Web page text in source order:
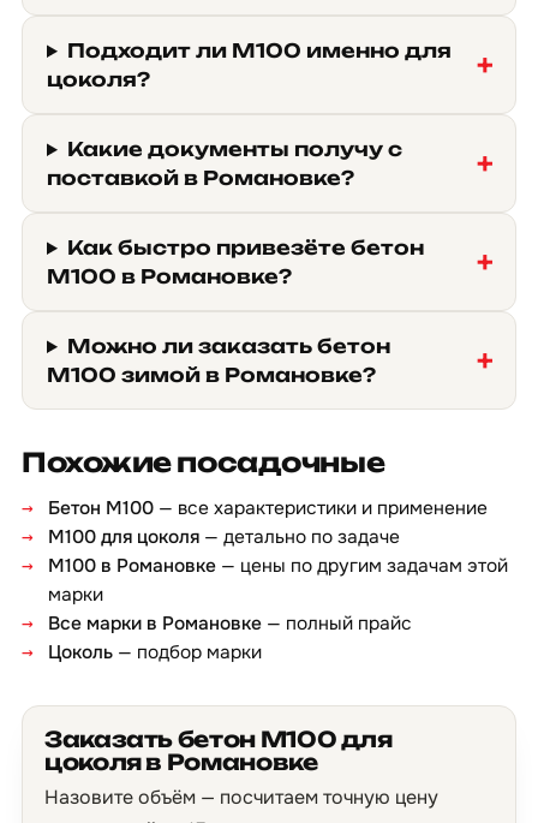
Подходит ли М100 именно для
цоколя?
Какие документы получу с
поставкой в Романовке?
Как быстро привезёте бетон
М100 в Романовке?
Можно ли заказать бетон
М100 зимой в Романовке?
Похожие посадочные
Бетон М100 — все характеристики и применение
М100 для цоколя — детально по задаче
М100 в Романовке — цены по другим задачам этой
марки
Все марки в Романовке — полный прайс
Цоколь — подбор марки
Заказать бетон М100 для
цоколя в Романовке
Назовите объём — посчитаем точную цену